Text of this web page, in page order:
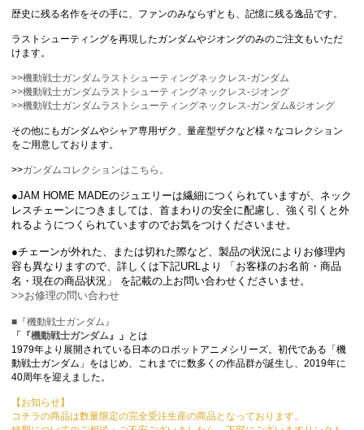
歴史に残る名作をその手に、ファンのみならずとも、記憶に残る逸品です。
ラストシューティングを再現したガンダムやジオングのみのご注文もいただ
けます。
>>機動戦士ガンダムラストシューティングネックレス-ガンダム
>>機動戦士ガンダムラストシューティングネックレス-ジオング
>>機動戦士ガンダムラストシューティングネックレス-ガンダム&ジオング
その他にもガンダムやシャア専用ザク、量産型ザクなど様々なコレクション
をご用意しております。
>>ガンダムコレクションはこちら。
●JAM HOME MADEのジュエリーは繊細につくられていますが、ネック
レスチェーンにつきましては、首まわりの安全に配慮し、強く引くと外
れるようにつくられていますのでお気をつけくださいませ。
●チェーンが外れた、または切れた際など、製品の状況によりお修理内
容も異なりますので、詳しくは下記URLより 「お客様のお名前・商品
名・現在の商品状況」 を記載の上お問い合わせくださいませ。
>>お修理の問い合わせ
■『機動戦士ガンダム』
「
『機動戦士ガンダム』 」 とは
1979年より展開されている日本のロボットアニメシリーズ。初代である「機
動戦士ガンダム」をはじめ、これまでに数多くの作品群が誕生し、2019年に
40周年を迎えました。
【お知らせ】
コチラの商品は数量限定の完全受注生産の商品となっております。